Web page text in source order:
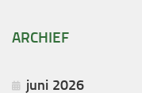
ARCHIEF
juni 2026